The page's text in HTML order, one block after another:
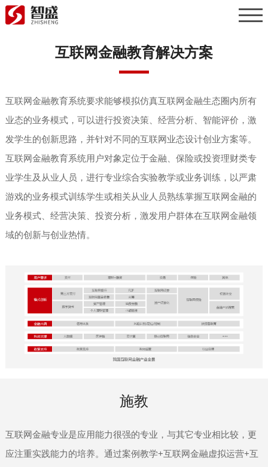
互联网金融教育解决方案
互联网金融教育系统要求能够模拟仿真互联网金融生态圈内所有
业态的业务模式，可以进行投资决策、经营分析、智能评价，激
发学生的创新思路，并针对不同的互联网业态设计创业方案等。
互联网金融教育系统用户对象定位于金融、保险或投资理财类专
业学生及从业人员，进行专业综合实验教学或业务训练，以严肃
游戏的业务模式训练学生或相关从业人员熟练掌握互联网金融的
业务模式、经营决策、投资分析，激发用户群体在互联网金融领
域的创新与创业热情。
施教
互联网金融专业是应用能力很强的专业，与其它专业相比较，更
应注重实践能力的培养。通过案例教学+互联网金融虚拟运营+互